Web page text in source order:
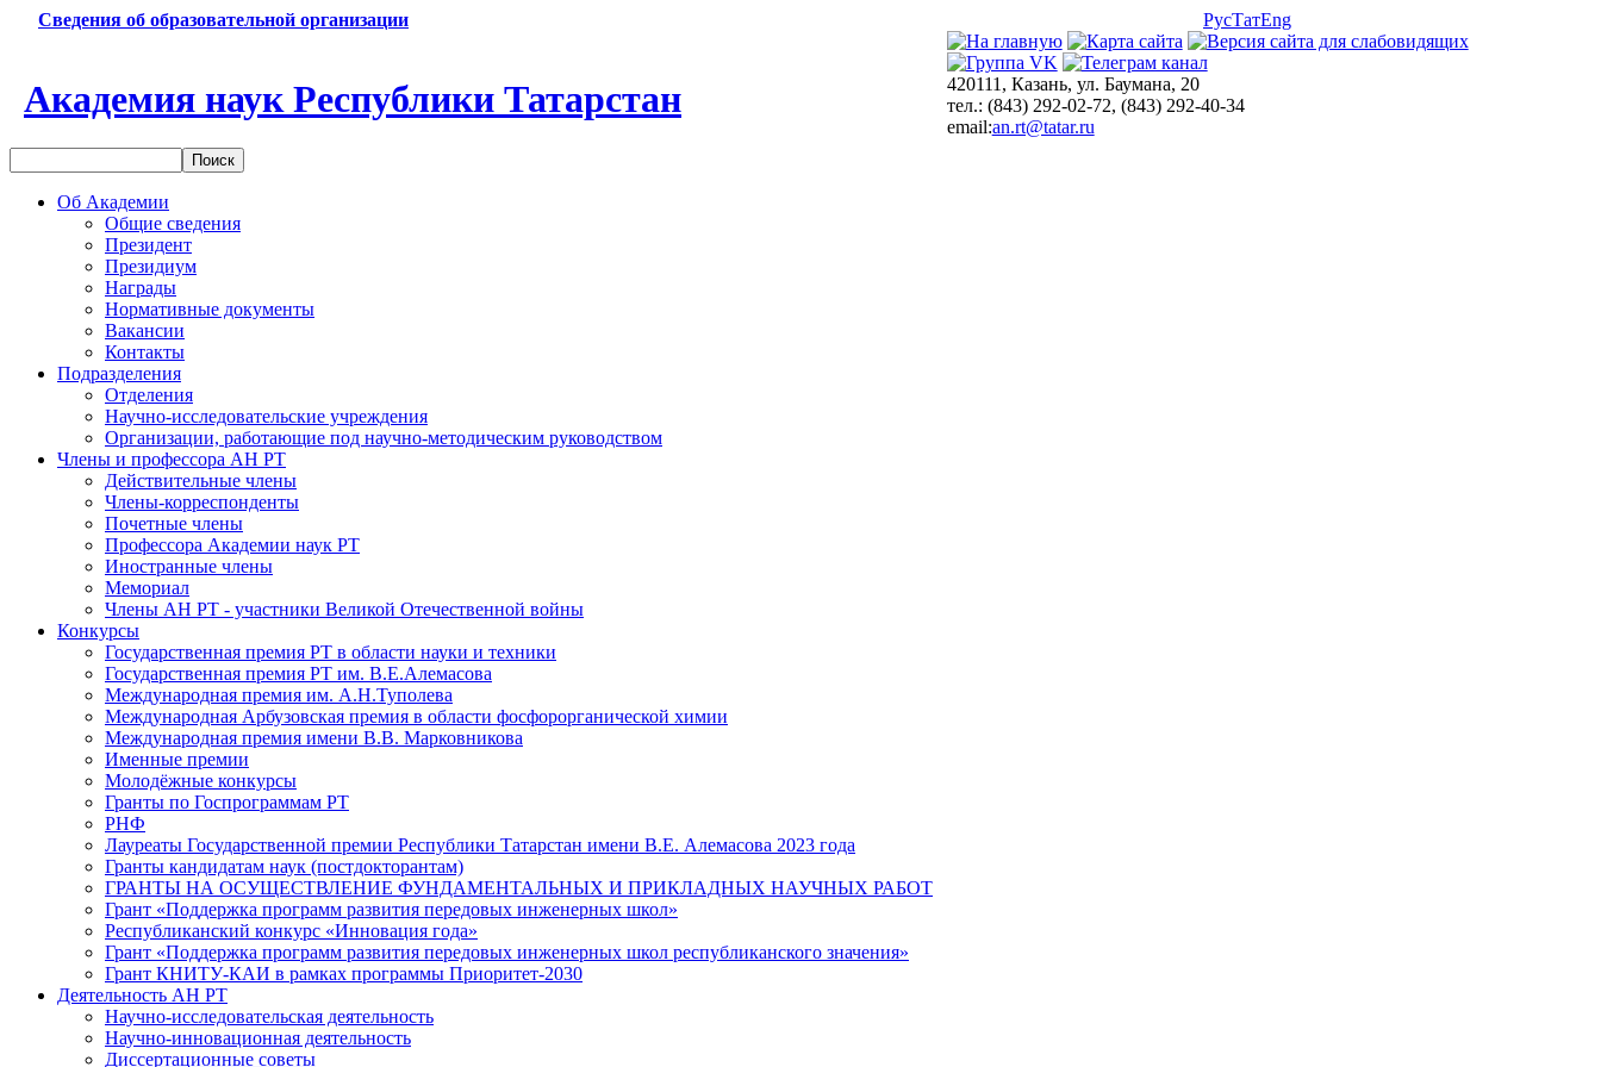
Сведения об образовательной организации РусТатEng
Академия наук Республики Татарстан
420111, Казань, ул. Баумана, 20
тел.: (843) 292-02-72, (843) 292-40-34
email:an.rt@tatar.ru
Об Академии
Общие сведения
Президент
Президиум
Награды
Нормативные документы
Вакансии
Контакты
Подразделения
Отделения
Научно-исследовательские учреждения
Организации, работающие под научно-методическим руководством
Члены и профессора АН РТ
Действительные члены
Члены-корреспонденты
Почетные члены
Профессора Академии наук РТ
Иностранные члены
Мемориал
Члены АН РТ - участники Великой Отечественной войны
Конкурсы
Государственная премия РТ в области науки и техники
Государственная премия РТ им. В.Е.Алемасова
Международная премия им. А.Н.Туполева
Международная Арбузовская премия в области фосфорорганической химии
Международная премия имени В.В. Марковникова
Именные премии
Молодёжные конкурсы
Гранты по Госпрограммам РТ
РНФ
Лауреаты Государственной премии Республики Татарстан имени В.Е. Алемасова 2023 года
Гранты кандидатам наук (постдокторантам)
ГРАНТЫ НА ОСУЩЕСТВЛЕНИЕ ФУНДАМЕНТАЛЬНЫХ И ПРИКЛАДНЫХ НАУЧНЫХ РАБОТ
Грант «Поддержка программ развития передовых инженерных школ»
Республиканский конкурс «Инновация года»
Грант «Поддержка программ развития передовых инженерных школ республиканского значения»
Грант КНИТУ-КАИ в рамках программы Приоритет-2030
Деятельность АН РТ
Научно-исследовательская деятельность
Научно-инновационная деятельность
Диссертационные советы